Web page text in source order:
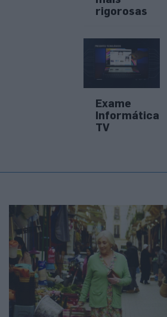
rigorosas
Exame
Informática
TV